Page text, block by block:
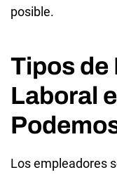
posible.
Tipos
Laboral
Los empleadores